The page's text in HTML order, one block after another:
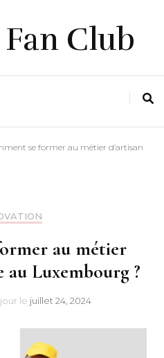
Club
se former au métier d’artisan
au métier
au Luxembourg ?
le juillet 24, 2024